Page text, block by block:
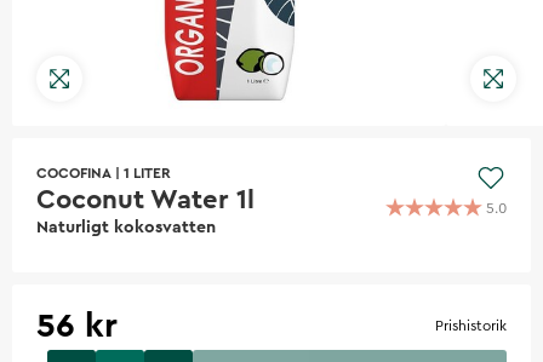
COCOFINA 1 LITER
Coconut Water 1l
Naturligt kokosvatten
5.0
56 kr Prishistorik